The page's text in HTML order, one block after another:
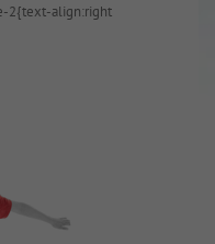
2{text-align:right